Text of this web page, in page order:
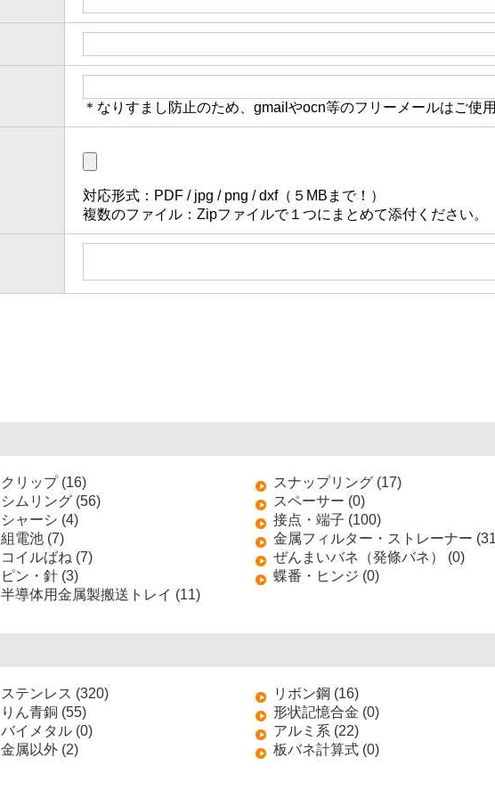
＊なりすまし防止のため、gmailやocn等のフリーメールはご使
対応形式：PDF / jpg / png / dxf（５MBまで！）
複数のファイル：Zipファイルで１つにまとめて添付ください。
クリップ (16) スナップリング (17)
シムリング (56) スペーサー (0)
シャーシ (4) 接点・端子 (100)
組電池 (7) 金属フィルター・ストレーナー
コイルばね (7) ぜんまいバネ（発條バネ） (0)
ピン・針 (3) 蝶番・ヒンジ (0)
半導体用金属製搬送トレイ (11)
ステンレス (320) リボン鋼 (16)
りん青銅 (55) 形状記憶合金 (0)
バイメタル (0) アルミ系 (22)
金属以外 (2) 板バネ計算式 (0)